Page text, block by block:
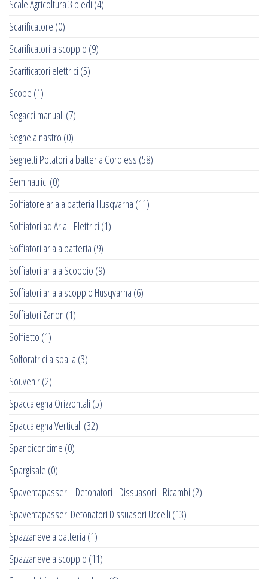
Scale Agricoltura 3 piedi (4)
Scarificatore (0)
Scarificatori a scoppio (9)
Scarificatori elettrici (5)
Scope (1)
Segacci manuali (7)
Seghe a nastro (0)
Seghetti Potatori a batteria Cordless (58)
Seminatrici (0)
Soffiatore aria a batteria Husqvarna (11)
Soffiatori ad Aria - Elettrici (1)
Soffiatori aria a batteria (9)
Soffiatori aria a Scoppio (9)
Soffiatori aria a scoppio Husqvarna (6)
Soffiatori Zanon (1)
Soffietto (1)
Solforatrici a spalla (3)
Souvenir(2)
Spaccalegna Orizzontali (5)
Spaccalegna Verticali (32)
Spandiconcime (0)
Spargisale (0)
Spaventapasseri - Detonatori - Dissuasori - Ricambi (2)
Spaventapasseri Detonatori Dissuasori Uccelli (13)
Spazzaneve a batteria (1)
Spazzaneve a scoppio (11)